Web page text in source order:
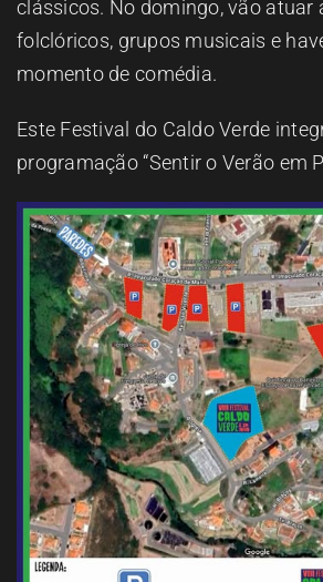
clássicos. No domingo, vão atuar
folclóricos, grupos musicais e
momento de comédia.
Este Festival do Caldo Verde
programação “Sentir o Verão em